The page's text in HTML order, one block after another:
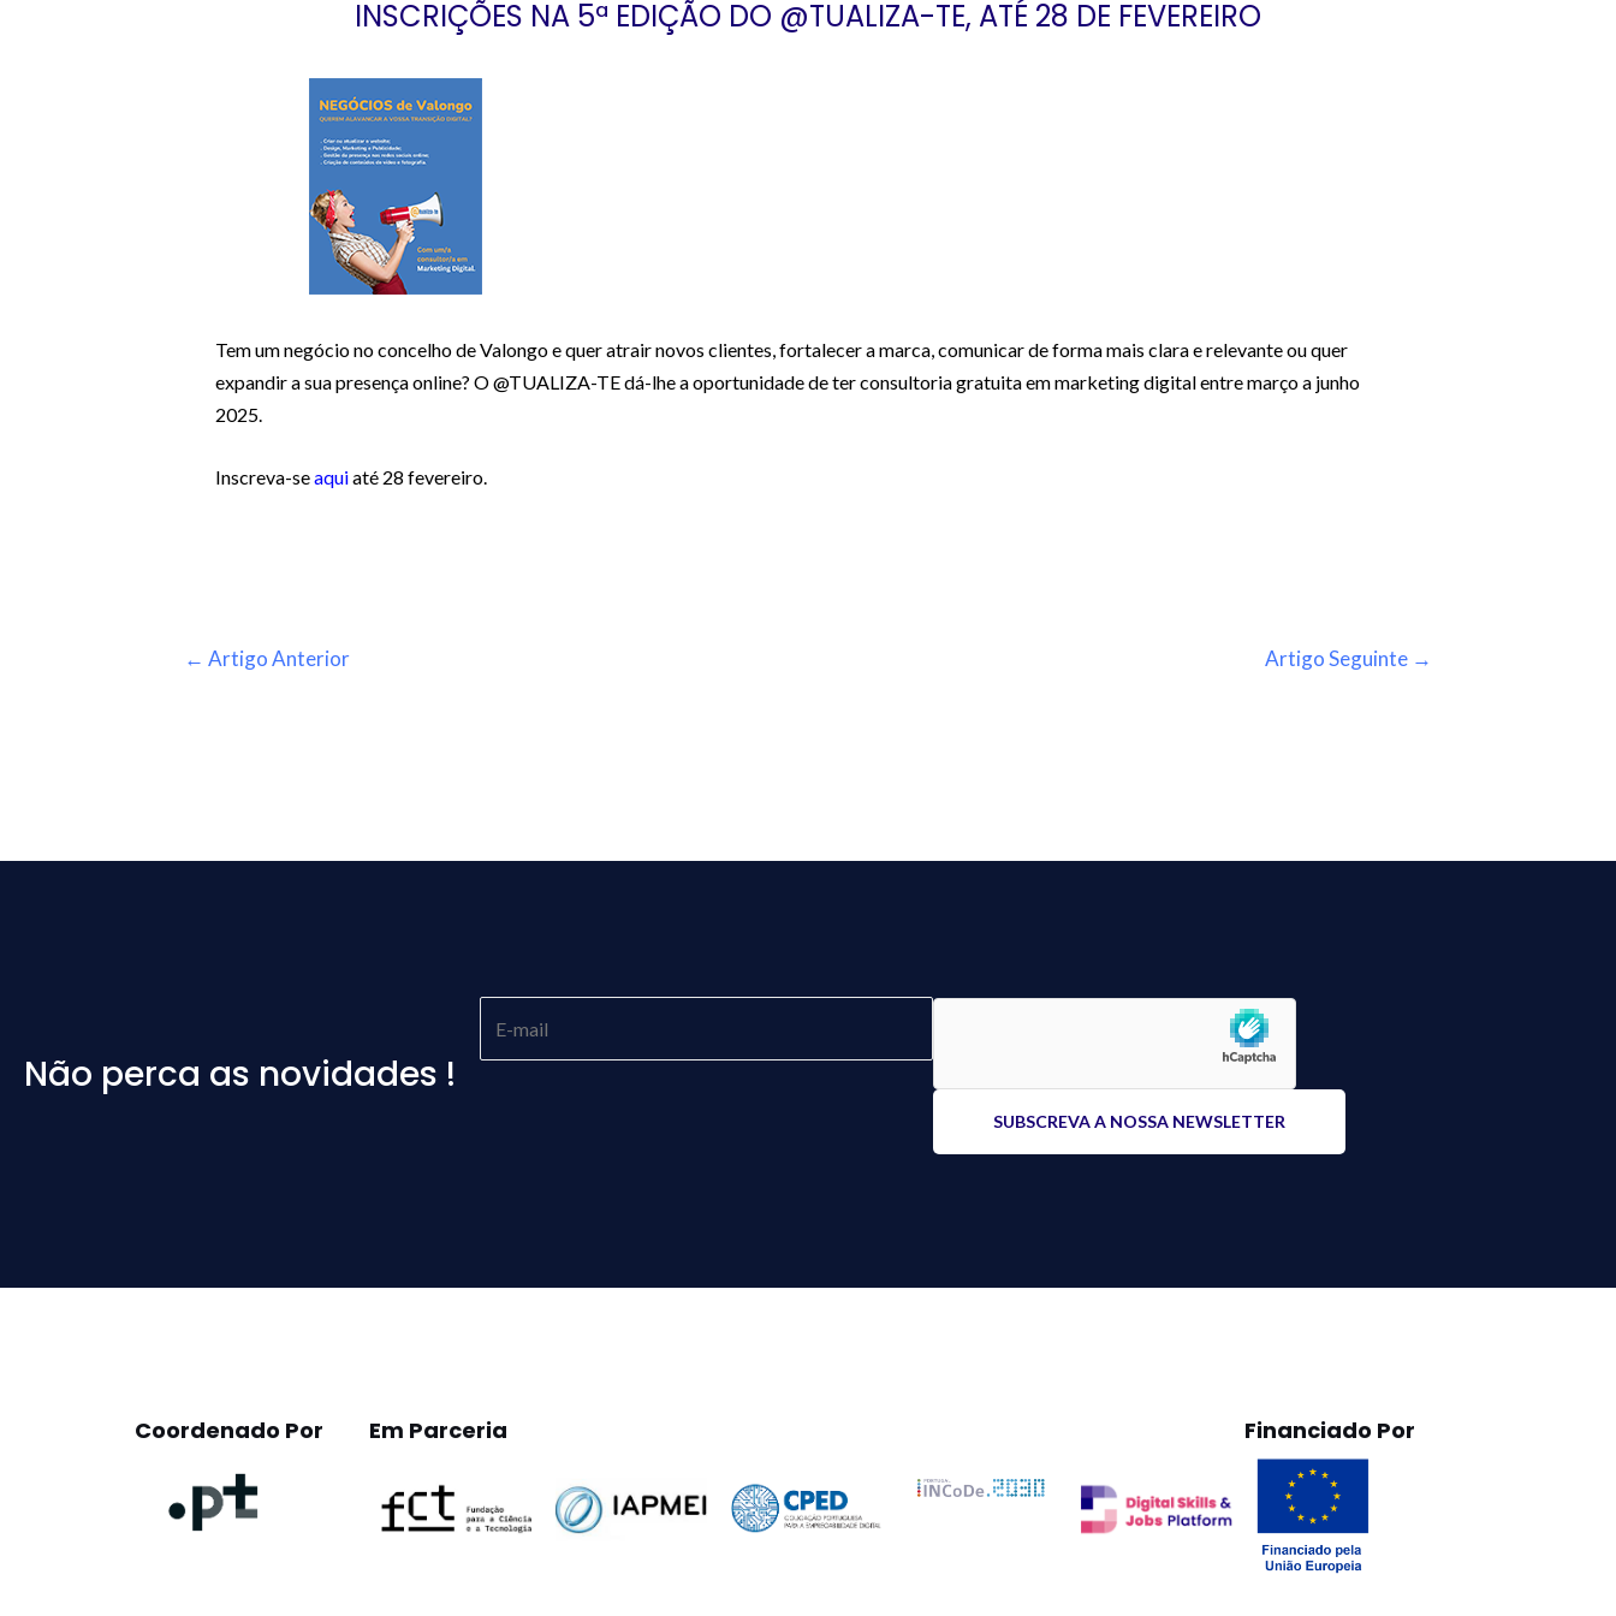
INSCRIÇÕES NA 5ª EDIÇÃO DO @TUALIZA-TE, ATÉ 28 DE FEVEREIRO
Tem um negócio no concelho de Valongo e quer atrair novos clientes, fortalecer a marca, comunicar de forma mais clara e relevante ou quer
expandir a sua presença online? O @TUALIZA-TE dá-lhe a oportunidade de ter consultoria gratuita em marketing digital entre março a junho
2025.
Inscreva-seaquiaté 28 fevereiro.
← Artigo Anterior Artigo Seguinte →
Não perca as novidades !
Coordenado Por Em Parceria Financiado Por